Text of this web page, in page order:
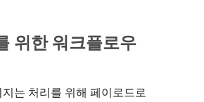
위한 워크플로우
는 처리를 위해 페이로드로